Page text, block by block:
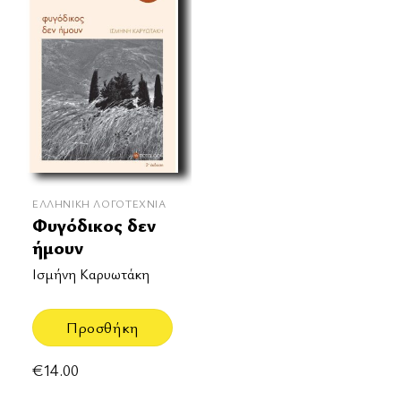
ΕΛΛΗΝΙΚΉ ΛΟΓΟΤΕΧΝΊΑ
Φυγόδικος δεν
ήμουν
Ισμήνη Καρυωτάκη
Προσθήκη
€14.00